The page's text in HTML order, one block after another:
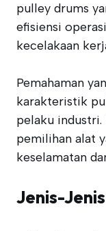
pulley drums
efisiensi
kecelakaan
Pemahaman
karakteristik
pelaku
pemilihan alat
keselamatan
Jenis-